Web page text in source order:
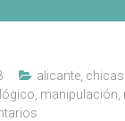
alicante
manipulación